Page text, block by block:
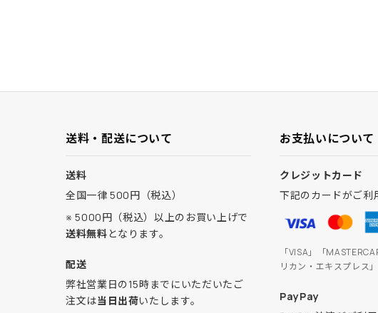
送料・配送について
送料
全国一律 500円（税込）
※ 5000円（税込）以上のお買い上げで
送料無料となります。
配送
弊社営業日の15時までにいただいたご
注文は当日出荷いたします。
お支払いについて
クレジットカード
下記のカードがご利
「VISA」「
リカン・エキスプレス
PayPay